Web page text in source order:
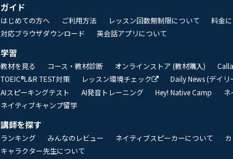
ガイド
はじめての方へ ご利用方法 レッスン回数無制限について 料金
対応ブラウザダウンロード
英会話アプリについて
学習
教材を見る コース・教材診断 オンラインストア (教材購入)
TOEIC®L&R TEST対策
レッスン環境チェック Daily News (デイリ
AIスピーキングテスト
AI発音トレーニング Hey! Native Camp ネ
ネイティブキャンプ留学
講師を探す
ランキング みんなのレビュー ネイティブスピーカーについて
キャラクター先生について